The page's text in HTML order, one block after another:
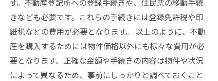
す。不動産登記所への登録手続きや、住民票の移動手続
きなども必要です。これらの手続きには登録免許税や印
紙税などの費用が必要となります。 以上のように、不動
産を購入するためには物件価格以外にも様々な費用が必
要となります。正確な金額や手続きの内容は物件や状況
によって異なるため、事前にしっかりと調べておくこと